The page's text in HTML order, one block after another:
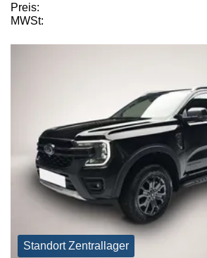
Preis:
MWSt:
Standort Zentrallager